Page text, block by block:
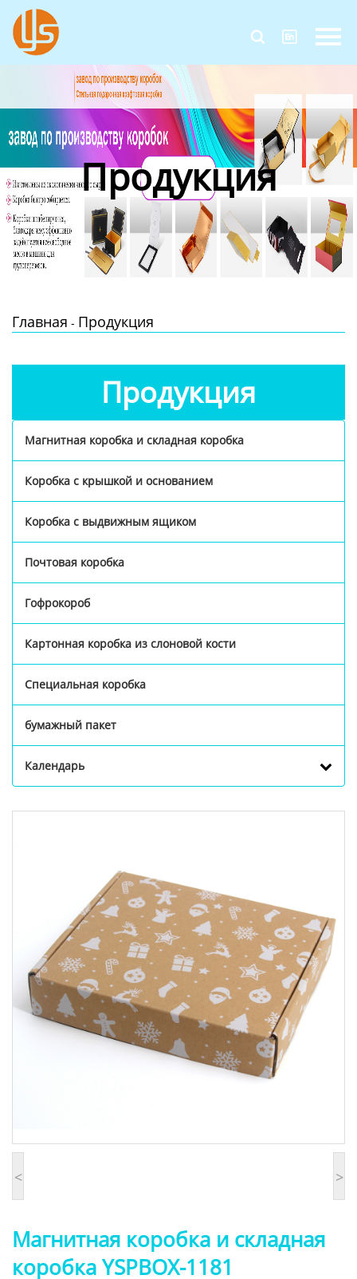
 
Главная
Продукция
О Нас
Контакты Продукция
Главная - Продукция
Продукция
Магнитная коробка и складная коробка
Коробка с крышкой и основанием
Коробка с выдвижным ящиком
Почтовая коробка
Гофрокороб
Картонная коробка из слоновой кости
Специальная коробка
бумажный пакет
Календарь
< >
Магнитная коробка и складная
коробка YSPBOX-1181